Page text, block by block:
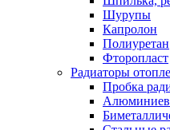
Шурупы
Капролон
Полиуретан
Фторопласт
Радиаторы
Пробка